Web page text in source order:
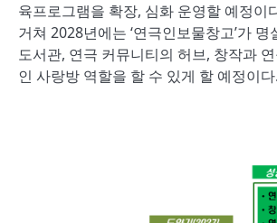
육프로그램을 확장, 심화 운영할 예정이
거쳐 2028년에는 ‘연극인보물창고’가
도서관, 연극 커뮤니티의 허브, 창작과
인 사랑방 역할을 할 수 있게 할 예정이다.